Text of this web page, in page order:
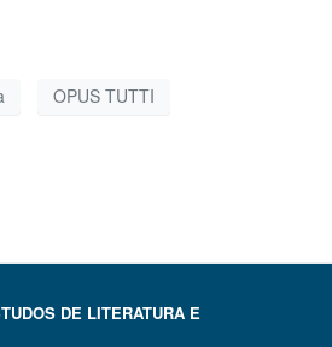
OPUS TUTTI
DE LITERATURA E